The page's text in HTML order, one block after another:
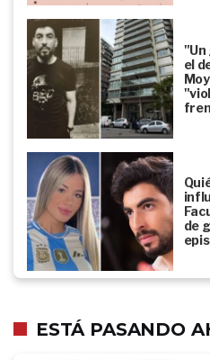
"Un
el
de
ESTÁ PASANDO